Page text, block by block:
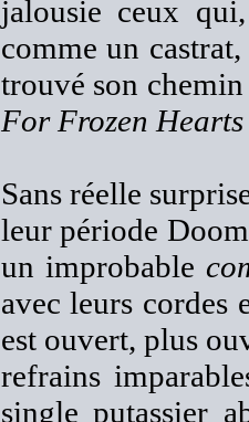
jalousie ceux
comme un
trouvé son
For Frozen Hearts
Sans réelle
leur période
un improbable
avec leurs cordes
est ouvert, plus
refrains
single putassier